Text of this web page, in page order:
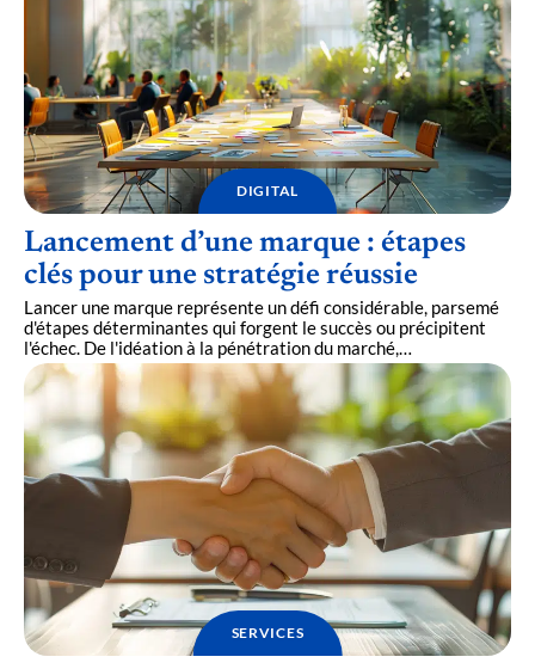
DIGITAL
Lancement d’une marque : étapes
clés pour une stratégie réussie
Lancer une marque représente un défi considérable, parsemé
d'étapes déterminantes qui forgent le succès ou précipitent
l'échec. De l'idéation à la pénétration du marché,…
SERVICES